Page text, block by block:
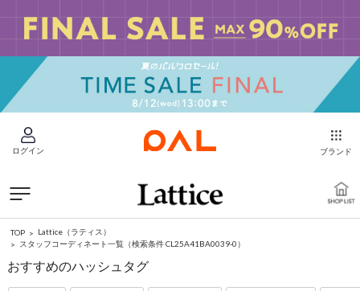
ログイン ブランド
TOP
Lattice（ラティス）
スタッフコーディネート一覧 （検索条件 CL25A41BA0039-0）
おすすめのハッシュタグ